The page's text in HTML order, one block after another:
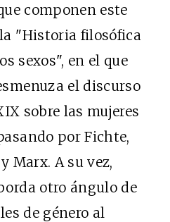
componen este
"Historia filosófica
sexos", en el que
el discurso
sobre las mujeres
por Fichte,
Marx. A su vez,
otro ángulo de
de género al